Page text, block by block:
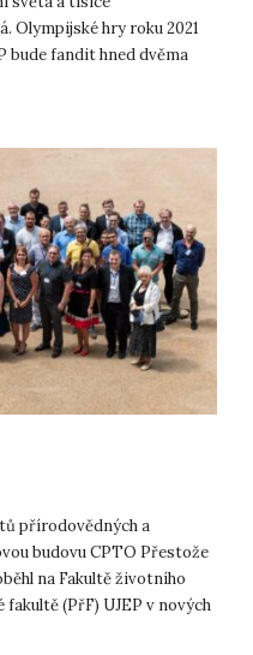
Olympijské hry roku 2021
bude fandit hned dvěma
přírodovědných a
budovu CPTO Přestože
na Fakultě životního
(PřF) UJEP v nových